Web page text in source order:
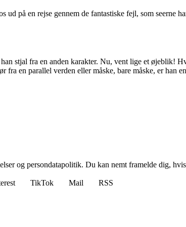
på en rejse gennem de fantastiske fejl, som seerne
stjal fra en anden karakter. Nu, vent lige et øjeblik!
fra en parallel verden eller måske, bare måske, er han
og persondatapolitik. Du kan nemt framelde dig,
TikTok Mail
RSS